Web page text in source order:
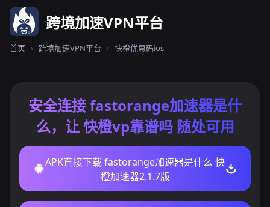
跨境加速VPN平台
首页 › 跨境加速VPN平台 › 快橙优惠码ios
安全连接 fastorange加速器是什
么，让 快橙vp靠谱吗 随处可用
APK直接下载 fastorange加速器是什么 快
橙加速器2.1.7版